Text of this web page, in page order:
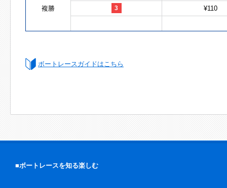
複勝 3 ¥110
ボートレースガイドはこちら
■ボートレースを知る楽しむ